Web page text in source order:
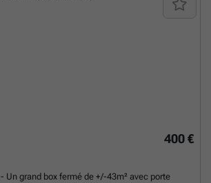
400 €
Un grand box fermé de +/-43m² avec porte